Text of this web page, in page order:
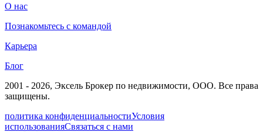
О нас
Познакомьтесь с командой
Карьера
Блог
2001 - 2026, Эксель Брокер по недвижимости, ООО. Все права
защищены.
политика конфиденциальностиУсловия
использованияСвязаться с нами